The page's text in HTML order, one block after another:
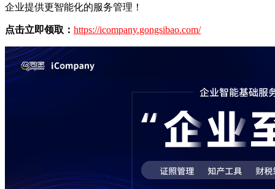
企业提供更智能化的服务管理！
点击立即领取： https://icompany.gongsibao.com/